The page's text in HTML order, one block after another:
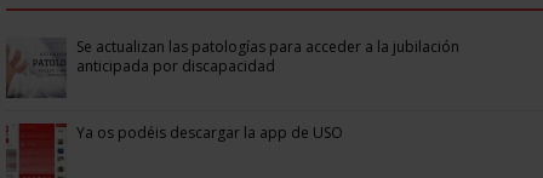
Se actualizan las patologías para acceder a la jubilación
anticipada por discapacidad
Ya os podéis descargar la app de USO